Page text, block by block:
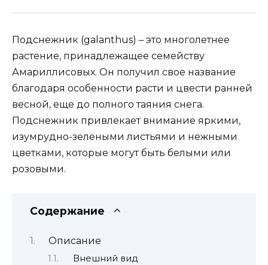
Подснежник (galanthus) – это многолетнее
растение, принадлежащее семейству
Амариллисовых. Он получил свое название
благодаря особенности расти и цвести ранней
весной, еще до полного таяния снега.
Подснежник привлекает внимание яркими,
изумрудно-зелеными листьями и нежными
цветками, которые могут быть белыми или
розовыми.
Содержание
Описание
Внешний вид